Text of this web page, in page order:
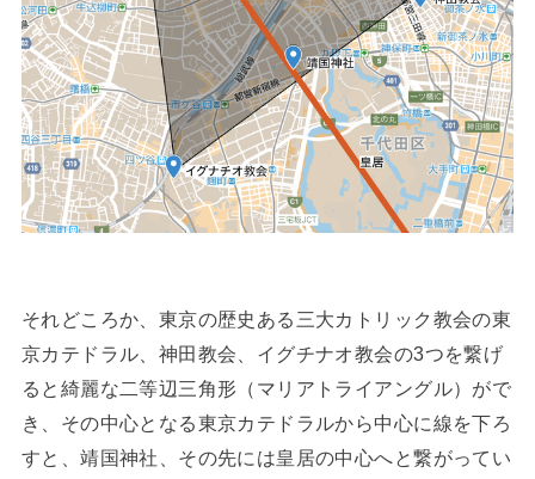
それどころか、東京の歴史ある三大カトリック教会の東
京カテドラル、神田教会、イグチナオ教会の3つを繋げ
ると綺麗な二等辺三角形（マリアトライアングル）がで
き、その中心となる東京カテドラルから中心に線を下ろ
すと、靖国神社、その先には皇居の中心へと繋がってい